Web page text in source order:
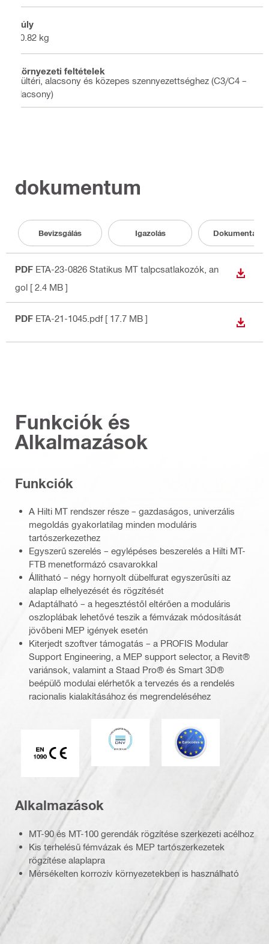
Súly
10.82 kg
Környezeti feltételek
Kültéri, alacsony és közepes szennyezettséghez (C3/C4 –
alacsony)
dokumentum
Bevizsgálás Igazolás Dokumentáció
PDF ETA-23-0826 Statikus MT talpcsatlakozók , an
gol [ 2.4 MB ]
PDF ETA-21-1045.pdf[ 17.7 MB ]
Funkciók és
Alkalmazások
Funkciók
A Hilti MT rendszer része – gazdaságos, univerzális
megoldás gyakorlatilag minden moduláris
tartószerkezethez
Egyszerű szerelés – egylépéses beszerelés a Hilti MT-
FTB menetformázó csavarokkal
Állítható – négy hornyolt dübelfurat egyszerűsíti az
alaplap elhelyezését és rögzítését
Adaptálható – a hegesztéstől eltérően a moduláris
oszloplábak lehetővé teszik a fémvázak módosítását
jövőbeni MEP igények esetén
Kiterjedt szoftver támogatás – a PROFIS Modular
Support Engineering, a MEP support selector, a Revit®
variánsok, valamint a Staad Pro® és Smart 3D®
beépülő modulai elérhetők a tervezés és a rendelés
racionalis kialakításához és megrendeléséhez
CE EN 1090 jelölés
DNV Eurocode
Alkalmazások
MT-90 és MT-100 gerendák rögzítése szerkezeti acélhoz
Kis terhelésű fémvázak és MEP tartószerkezetek
rögzítése alaplapra
Mérsékelten korrozív környezetekben is használható